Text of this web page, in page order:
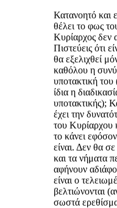
Κατανοητό και
θέλει το φως
Κυρίαρχος δεν
Πιστεύεις ότι
θα εξελιχθεί
καθόλου η
υποτακτική του
ίδια η
υποτακτικής);
έχει την
του Κυρίαρχου
το κάνει
είναι. Δεν θα
και τα νήματα
αφήνουν
είναι ο
βελτιώνονται
σωστά